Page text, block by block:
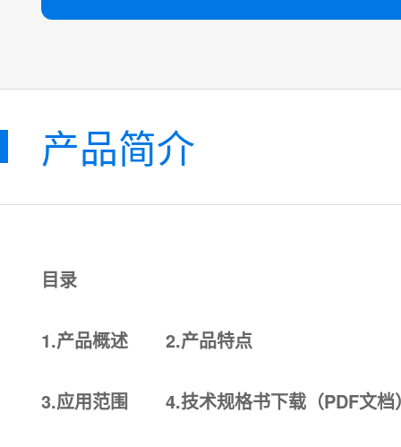
产品简介
目录
1.产品概述2.产品特点
3.应用范围4.技术规格书下载（PDF文档